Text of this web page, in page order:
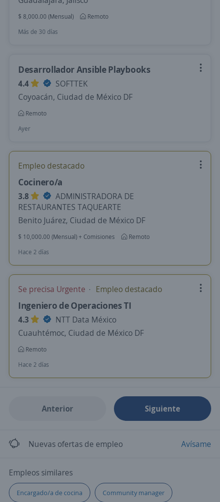
$ 8,000.00 (Mensual)
Remoto
Más de 30 días
Desarrollador Ansible Playbooks
4.4
SOFTTEK
Coyoacán, Ciudad de México DF
Remoto
Ayer
Empleo destacado
Cocinero/a
3.8
ADMINISTRADORA DE
RESTAURANTES TAQUEARTE
Benito Juárez, Ciudad de México DF
$ 10,000.00 (Mensual) + Comisiones
Remoto
Hace 2 días
Se precisa Urgente Empleo destacado
Ingeniero de Operaciones TI
4.3
NTT Data México
Cuauhtémoc, Ciudad de México DF
Remoto
Hace 2 días
Anterior Siguiente
Nuevas ofertas de empleo Avísame
Empleos similares
Encargado/a de cocina Community manager